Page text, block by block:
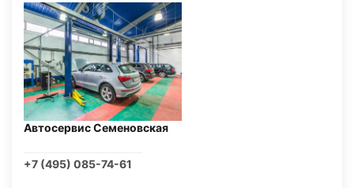
Автосервис Семеновская
+7 (495) 085-74-61